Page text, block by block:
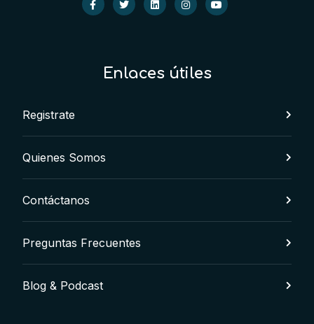
Enlaces útiles
Registrate
Quienes Somos
Contáctanos
Preguntas Frecuentes
Blog & Podcast